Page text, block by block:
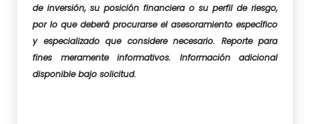
de inversión, su posición financiera o su perfil de riesgo,
por lo que deberá procurarse el asesoramiento específico
y especializado que considere necesario. Reporte para
fines meramente informativos. Información adicional
disponible bajo solicitud.